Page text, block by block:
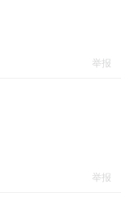
举报
举报